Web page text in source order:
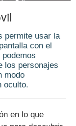
permite usar la
con el
los personajes
modo
oculto.
en lo que